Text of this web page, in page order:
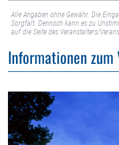
Alle Angaben ohne Gewähr. Die
Sorgfalt. Dennoch kann es zu
auf die Seite des Veranstalters/
Informationen